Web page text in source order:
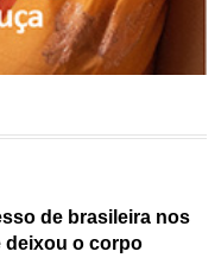
de brasileira nos
deixou o corpo